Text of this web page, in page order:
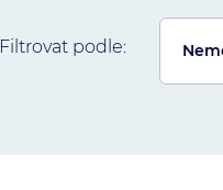
Filtrovat podle: